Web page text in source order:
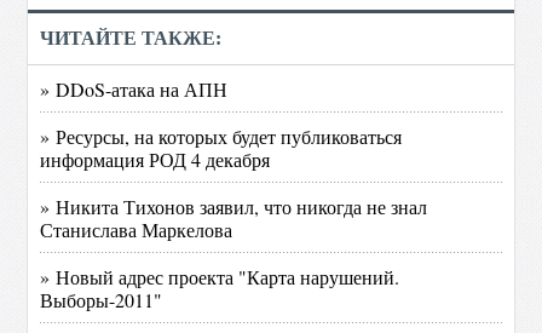
ЧИТАЙТЕ ТАКЖЕ:
» DDoS-атака на АПН
» Ресурсы, на которых будет публиковаться
информация РОД 4 декабря
» Никита Тихонов заявил, что никогда не знал
Станислава Маркелова
» Новый адрес проекта "Карта нарушений.
Выборы-2011"